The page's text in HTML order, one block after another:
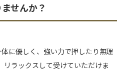
せんか？
に優しく、強い力で押したり無理
リラックスして受けていただけま